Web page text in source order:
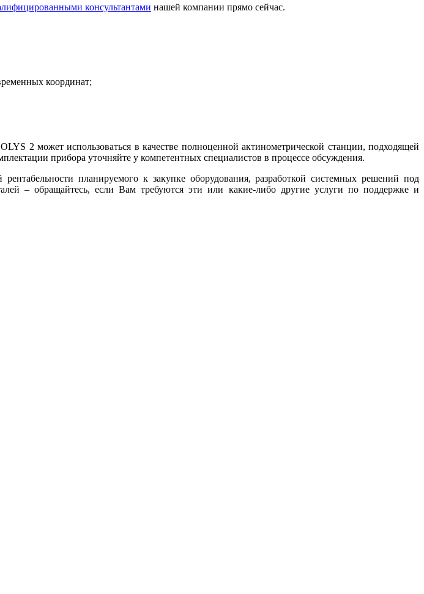
консультантами нашей компании прямо сейчас.
координат;
2 может использоваться в качестве полноценной актинометрической станции, подходящей
прибора уточняйте у компетентных специалистов в процессе обсуждения.
планируемого к закупке оборудования, разработкой системных решений под
– обращайтесь, если Вам требуются эти или какие-либо другие услуги по поддержке и